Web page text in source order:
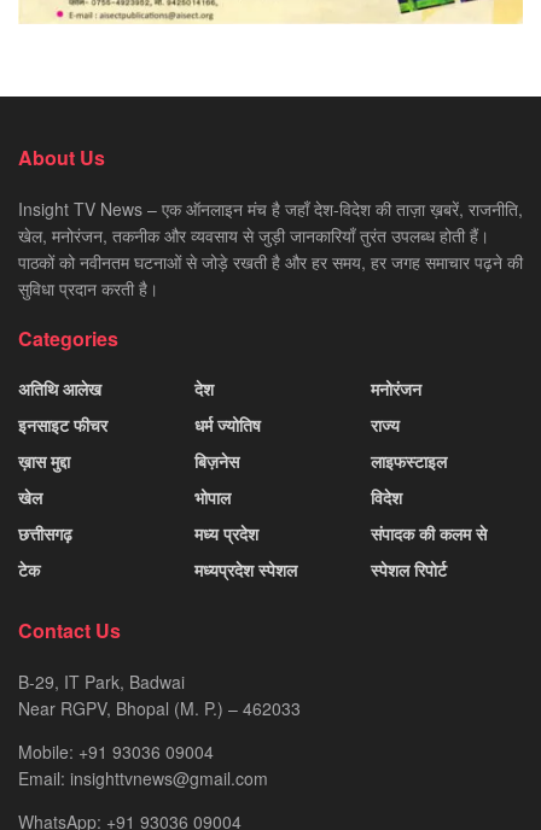
About Us
Insight TV News – एक ऑनलाइन मंच है जहाँ देश-विदेश की ताज़ा ख़बरें, राजनीति,
खेल, मनोरंजन, तकनीक और व्यवसाय से जुड़ी जानकारियाँ तुरंत उपलब्ध होती हैं।
पाठकों को नवीनतम घटनाओं से जोड़े रखती है और हर समय, हर जगह समाचार पढ़ने की
सुविधा प्रदान करती है।
Categories
अतिथि आलेख
इनसाइट फीचर
ख़ास मुद्दा
खेल
छत्तीसगढ़
टेक
देश
धर्म ज्योतिष
बिज़नेस
भोपाल
मध्य प्रदेश
मध्यप्रदेश स्पेशल
मनोरंजन
राज्य
लाइफस्टाइल
विदेश
संपादक की कलम से
स्पेशल रिपोर्ट
Contact Us
B-29, IT Park, Badwai
Near RGPV, Bhopal (M. P.) – 462033
Mobile: +91 93036 09004
Email: insighttvnews@gmail.com
WhatsApp: +91 93036 09004